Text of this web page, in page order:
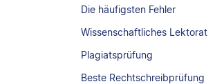
Die häufigsten Fehler
Wissenschaftliches Lektorat
Plagiatsprüfung
Beste Rechtschreibprüfung